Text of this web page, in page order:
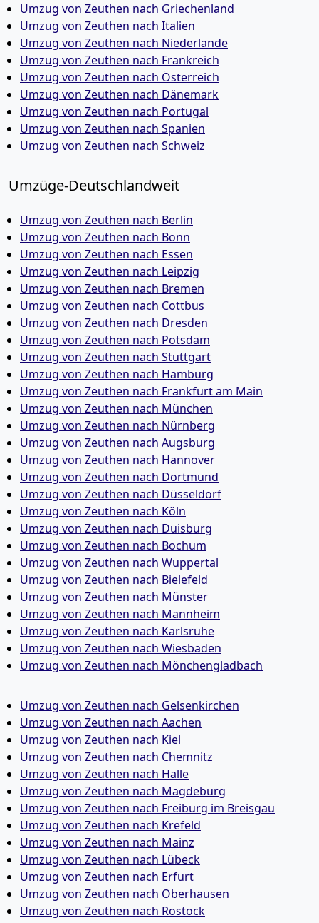
Umzug von Zeuthen nach Griechenland
Umzug von Zeuthen nach Italien
Umzug von Zeuthen nach Niederlande
Umzug von Zeuthen nach Frankreich
Umzug von Zeuthen nach Österreich
Umzug von Zeuthen nach Dänemark
Umzug von Zeuthen nach Portugal
Umzug von Zeuthen nach Spanien
Umzug von Zeuthen nach Schweiz
Umzüge-Deutschlandweit
Umzug von Zeuthen nach Berlin
Umzug von Zeuthen nach Bonn
Umzug von Zeuthen nach Essen
Umzug von Zeuthen nach Leipzig
Umzug von Zeuthen nach Bremen
Umzug von Zeuthen nach Cottbus
Umzug von Zeuthen nach Dresden
Umzug von Zeuthen nach Potsdam
Umzug von Zeuthen nach Stuttgart
Umzug von Zeuthen nach Hamburg
Umzug von Zeuthen nach Frankfurt am Main
Umzug von Zeuthen nach München
Umzug von Zeuthen nach Nürnberg
Umzug von Zeuthen nach Augsburg
Umzug von Zeuthen nach Hannover
Umzug von Zeuthen nach Dortmund
Umzug von Zeuthen nach Düsseldorf
Umzug von Zeuthen nach Köln
Umzug von Zeuthen nach Duisburg
Umzug von Zeuthen nach Bochum
Umzug von Zeuthen nach Wuppertal
Umzug von Zeuthen nach Bielefeld
Umzug von Zeuthen nach Münster
Umzug von Zeuthen nach Mannheim
Umzug von Zeuthen nach Karlsruhe
Umzug von Zeuthen nach Wiesbaden
Umzug von Zeuthen nach Mönchen­gladbach
Umzug von Zeuthen nach Gelsenkirchen
Umzug von Zeuthen nach Aachen
Umzug von Zeuthen nach Kiel
Umzug von Zeuthen nach Chemnitz
Umzug von Zeuthen nach Halle
Umzug von Zeuthen nach Magdeburg
Umzug von Zeuthen nach Freiburg im Breisgau
Umzug von Zeuthen nach Krefeld
Umzug von Zeuthen nach Mainz
Umzug von Zeuthen nach Lübeck
Umzug von Zeuthen nach Erfurt
Umzug von Zeuthen nach Oberhausen
Umzug von Zeuthen nach Rostock